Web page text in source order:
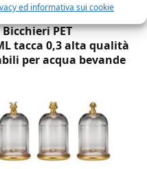
ed informativa sui cookie
PET
tacca 0,3 alta qualità
per acqua bevande